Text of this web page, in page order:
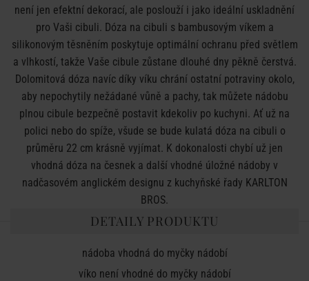
není jen efektní dekorací, ale poslouží i jako ideální uskladnění
pro Vaši cibuli. Dóza na cibuli s bambusovým víkem a
silikonovým těsněním poskytuje optimální ochranu před světlem
a vlhkostí, takže Vaše cibule zůstane dlouhé dny pěkně čerstvá.
Dolomitová dóza navíc díky víku chrání ostatní potraviny okolo,
aby nepochytily nežádané vůně a pachy, tak můžete nádobu
plnou cibule bezpečně postavit kdekoliv po kuchyni. Ať už na
polici nebo do spíže, všude se bude kulatá dóza na cibuli o
průměru 22 cm krásně vyjímat. K dokonalosti chybí už jen
vhodná dóza na česnek a další vhodné úložné nádoby v
nadčasovém anglickém designu z kuchyňské řady KARLTON
BROS.
DETAILY PRODUKTU
nádoba vhodná do myčky nádobí
víko není vhodné do myčky nádobí